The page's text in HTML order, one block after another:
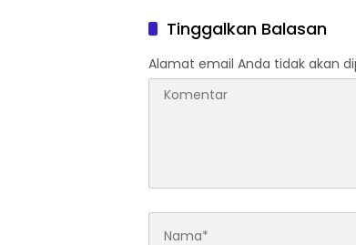
Tinggalkan Balasan
Alamat email Anda tidak akan